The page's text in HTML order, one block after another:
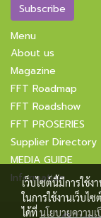
Subscribe
Menu
About us
Magazine
FFT Roadmap
FFT Roadshow
FFT PROSERIES
Supplier Directory
MEDIA GUIDE
Information
เว็บไซต์นี้มีการใช้
ในการใช้งานเว็บไ
ได้ที่นโยบายความ